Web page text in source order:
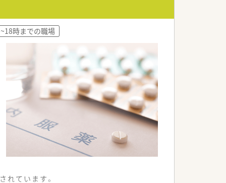
~18時までの職場
ています。